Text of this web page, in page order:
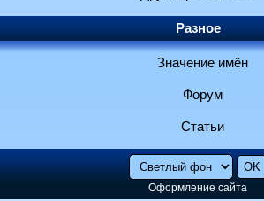
Разное
Значение имён
Форум
Статьи
Оформление сайта